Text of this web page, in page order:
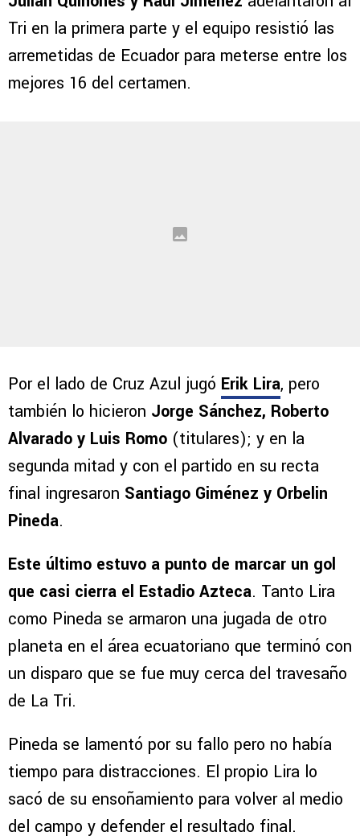
Tri en la primera parte y el equipo resistió las
arremetidas de Ecuador para meterse entre los
mejores 16 del certamen.
Por el lado de Cruz Azul jugó Erik Lira, pero
también lo hicieron Jorge Sánchez, Roberto
Alvarado y Luis Romo (titulares); y en la
segunda mitad y con el partido en su recta
final ingresaron Santiago Giménez y Orbelin
Pineda.
Este último estuvo a punto de marcar un gol
que casi cierra el Estadio Azteca. Tanto Lira
como Pineda se armaron una jugada de otro
planeta en el área ecuatoriano que terminó con
un disparo que se fue muy cerca del travesaño
de La Tri.
Pineda se lamentó por su fallo pero no había
tiempo para distracciones. El propio Lira lo
sacó de su ensoñamiento para volver al medio
del campo y defender el resultado final.